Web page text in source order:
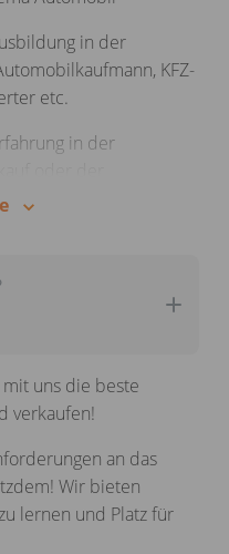
in den
bekommst du die
in diesem Bereich zu
in der
KFZ-
etc.
in der
weiter zu
für Details zeichnen
uns die beste
verkaufen!
an das
Wir bieten
lernen und Platz für